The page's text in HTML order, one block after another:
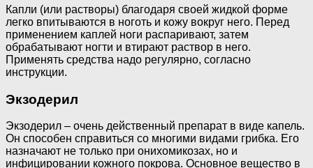
Капли (или растворы) благодаря своей жидкой форме
легко впитываются в ноготь и кожу вокруг него. Перед
применением каплей ноги распаривают, затем
обрабатывают ногти и втирают раствор в него.
Применять средства надо регулярно, согласно
инструкции.
Экзодерил
Экзодерил – очень действенный препарат в виде капель.
Он способен справиться со многими видами грибка. Его
назначают не только при онихомикозах, но и
инфицировании кожного покрова. Основное вещество в